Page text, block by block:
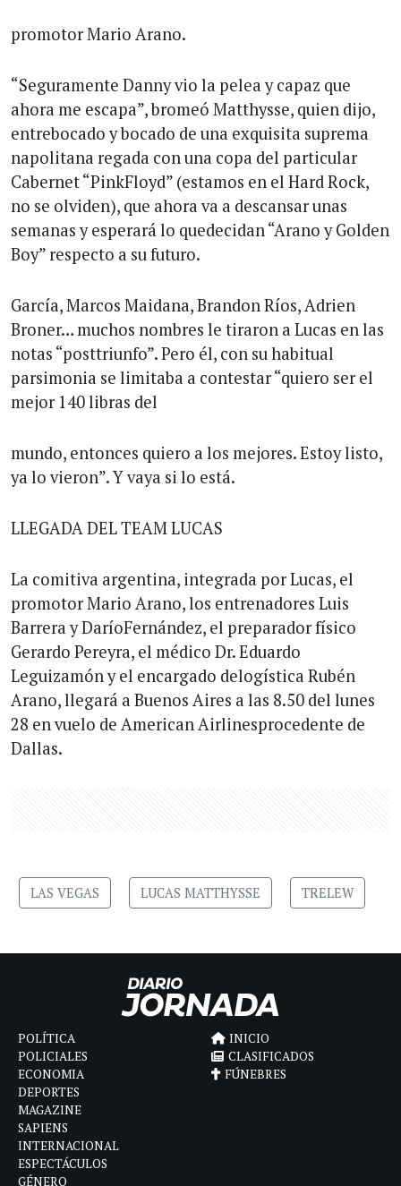
promotor Mario Arano.
“Seguramente Danny vio la pelea y capaz que
ahora me escapa”, bromeó Matthysse, quien dijo,
entrebocado y bocado de una exquisita suprema
napolitana regada con una copa del particular
Cabernet “PinkFloyd” (estamos en el Hard Rock,
no se olviden), que ahora va a descansar unas
semanas y esperará lo quedecidan “Arano y Golden
Boy” respecto a su futuro.
García, Marcos Maidana, Brandon Ríos, Adrien
Broner… muchos nombres le tiraron a Lucas en las
notas “posttriunfo”. Pero él, con su habitual
parsimonia se limitaba a contestar “quiero ser el
mejor 140 libras del
mundo, entonces quiero a los mejores. Estoy listo,
ya lo vieron”. Y vaya si lo está.
LLEGADA DEL TEAM LUCAS
La comitiva argentina, integrada por Lucas, el
promotor Mario Arano, los entrenadores Luis
Barrera y DaríoFernández, el preparador físico
Gerardo Pereyra, el médico Dr. Eduardo
Leguizamón y el encargado delogística Rubén
Arano, llegará a Buenos Aires a las 8.50 del lunes
28 en vuelo de American Airlinesprocedente de
Dallas.
LAS VEGAS LUCAS MATTHYSSE TRELEW
POLÍTICA
POLICIALES
ECONOMIA
DEPORTES
MAGAZINE
SAPIENS
INTERNACIONAL
ESPECTÁCULOS
GÉNERO
INICIO
CLASIFICADOS
FÚNEBRES